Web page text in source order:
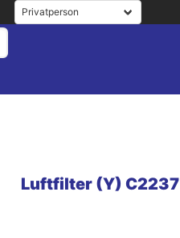
Luftfilter (Y) C2237